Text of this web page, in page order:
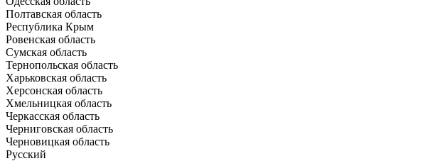
Полтавская область
Республика Крым
Ровенская область
Сумская область
Тернопольская область
Харьковская область
Херсонская область
Хмельницкая область
Черкасская область
Черниговская область
Черновицкая область
Русский